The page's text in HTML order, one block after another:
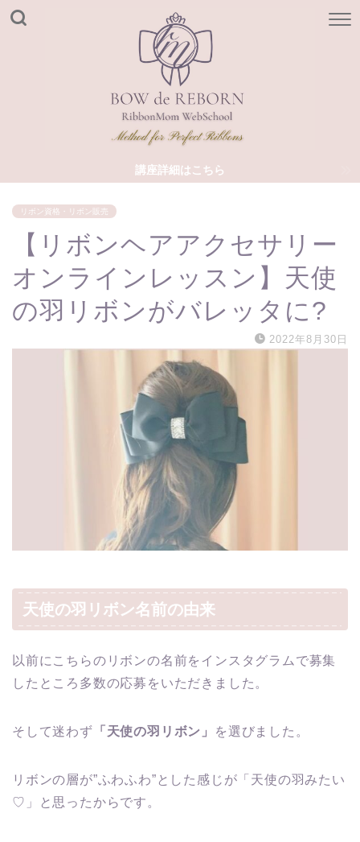
講座詳細はこちら
リボン資格・リボン販売
【リボンヘアアクセサリー
オンラインレッスン】天使
の羽リボンがバレッタに?
2022年8月30日
天使の羽リボン名前の由来
以前にこちらのリボンの名前をインスタグラムで募集
したところ多数の応募をいただきました。
そして迷わず 「天使の羽リボン」 を選びました。
リボンの層が”ふわふわ”とした感じが「天使の羽みたい
♡」と思ったからです。